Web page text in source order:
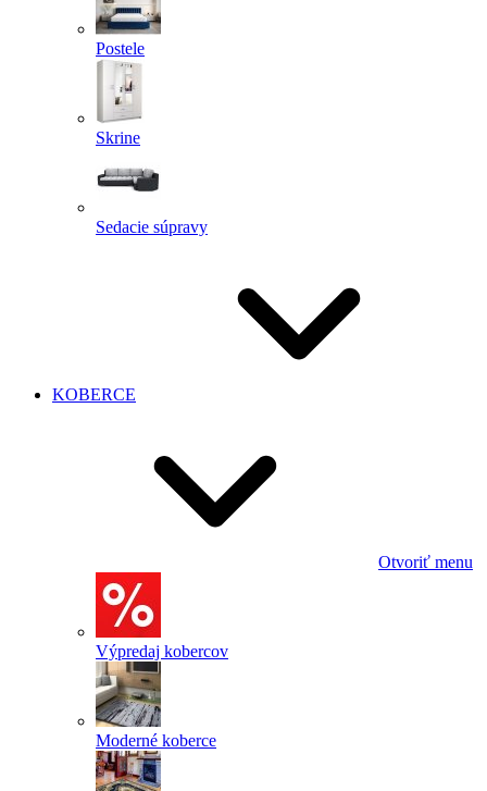
Postele
Skrine
Sedacie súpravy
KOBERCE
Otvoriť menu
Výpredaj kobercov
Moderné koberce